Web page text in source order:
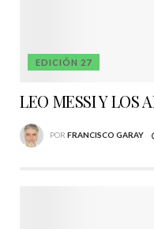
EDICIÓN 27
LEO MESSI Y LOS
POR FRANCISCO GARAY